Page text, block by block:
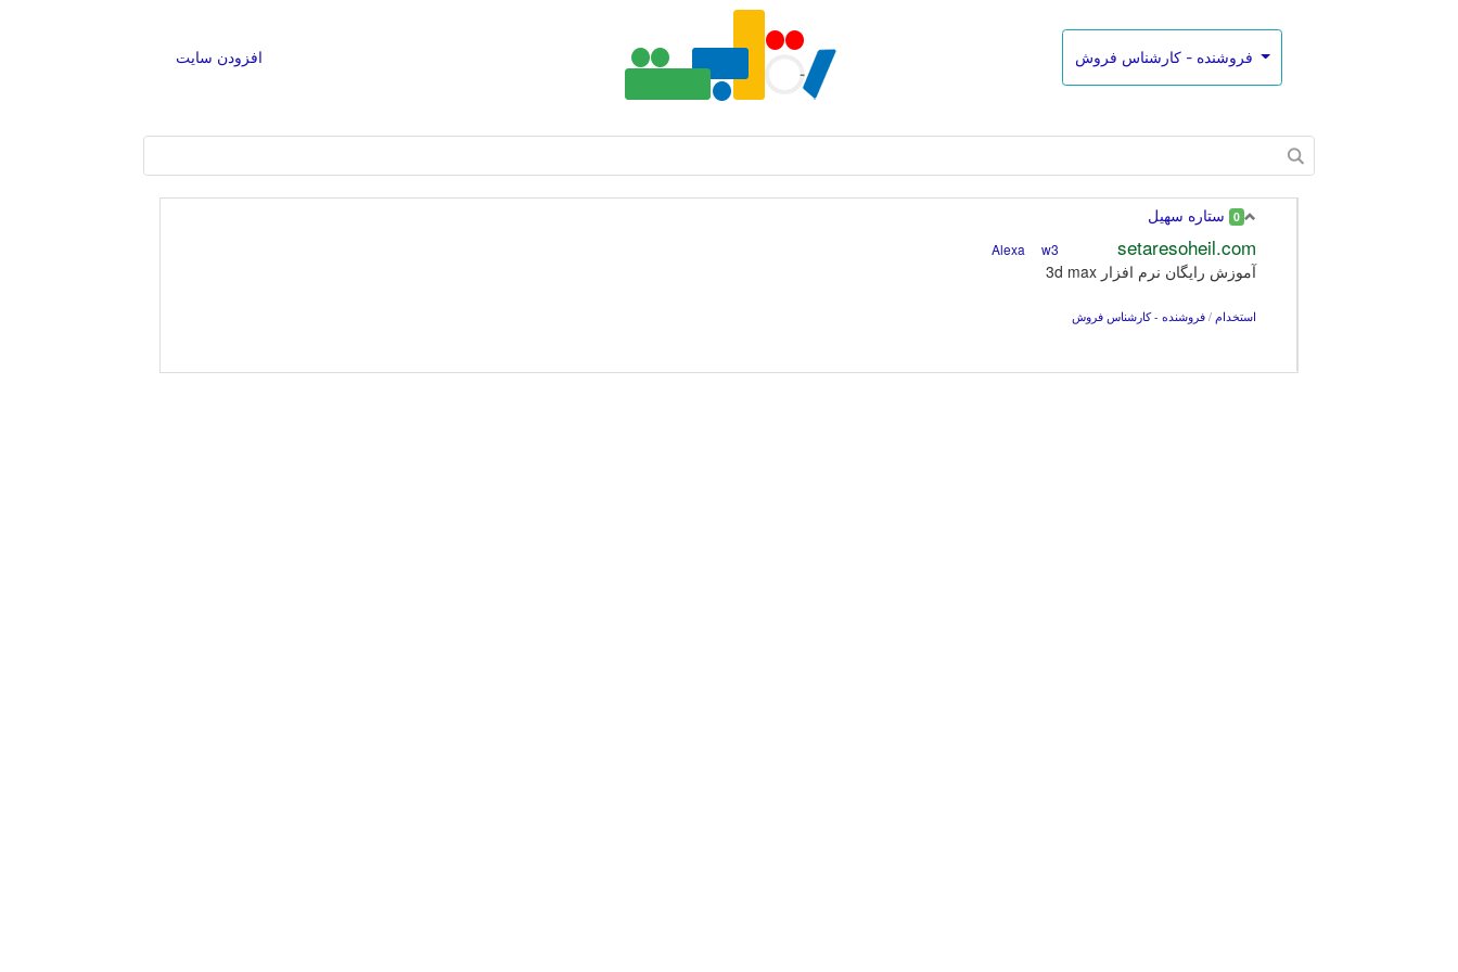
افزودن سایت
0 ستاره سهیل
setaresoheil.com
w3
آموزش رایگان نرم افزار 3d max
استخدام / فروشنده - کارشناس فروش